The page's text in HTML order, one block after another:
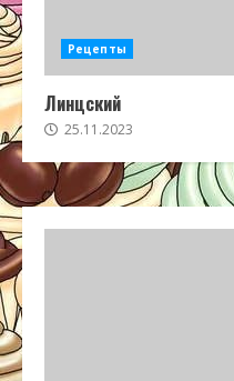
Рецепты
Линцский
25.11.2023